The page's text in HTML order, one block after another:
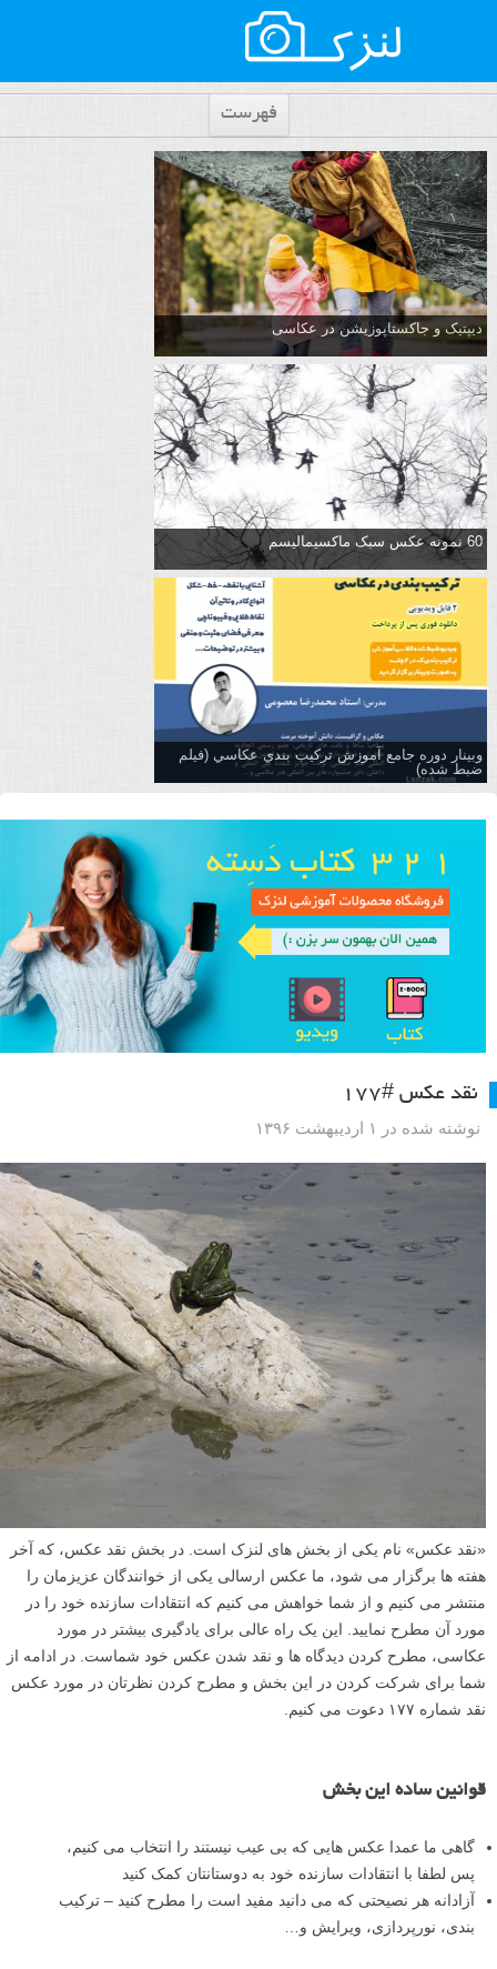
فهرست
دیپتیک و جاکستا‌پوزیشن در عکاسی
60 نمونه عکس سبک ماکسیمالیسم
وبینار دوره جامع آموزش تركيب بندي عكاسي (فیلم
ضبط شده)
نقد عکس #۱۷۷
نوشته شده در ۱ اردیبهشت ۱۳۹۶
«نقد عکس» نام یکی از بخش های لنزک است. در بخش نقد عکس، که آخر
هفته ها برگزار می شود، ما عکس ارسالی یکی از خوانندگان عزیزمان را
منتشر می کنیم و از شما خواهش می کنیم که انتقادات سازنده خود را در
مورد آن مطرح نمایید. این یک راه عالی برای یادگیری بیشتر در مورد
عکاسی، مطرح کردن دیدگاه ها و نقد شدن عکس خود شماست. در ادامه از
شما برای شرکت کردن در این بخش و مطرح کردن نظرتان در مورد عکس
نقد شماره ۱۷۷ دعوت می کنیم.
قوانین ساده این بخش
گاهی ما عمدا عکس هایی که بی عیب نیستند را انتخاب می کنیم،
پس لطفا با انتقادات سازنده خود به دوستانتان کمک کنید
آزادانه هر نصیحتی که می دانید مفید است را مطرح کنید – ترکیب
بندی، نورپردازی، ویرایش و…